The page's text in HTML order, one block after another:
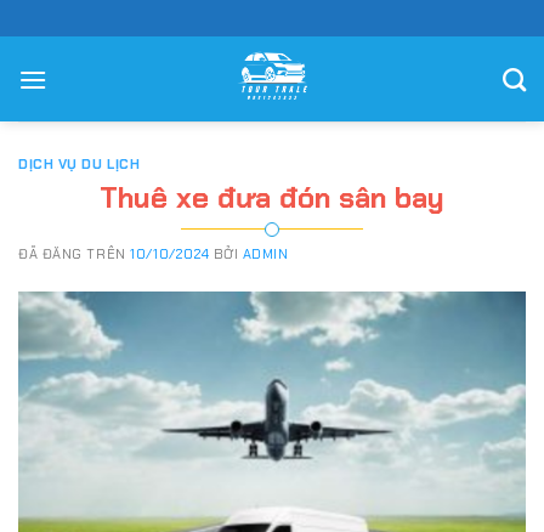
đến
nội
DỊCH VỤ DU LỊCH
Thuê xe đưa đón sân bay
ĐÃ ĐĂNG TRÊN10/10/2024 BỞI ADMIN